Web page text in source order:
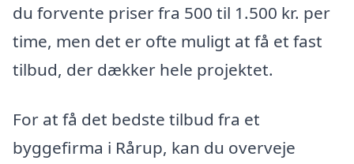
du forvente priser fra 500 til 1.500 kr. per
time, men det er ofte muligt at få et fast
tilbud, der dækker hele projektet.
For at få det bedste tilbud fra et
byggefirma i Rårup, kan du overveje